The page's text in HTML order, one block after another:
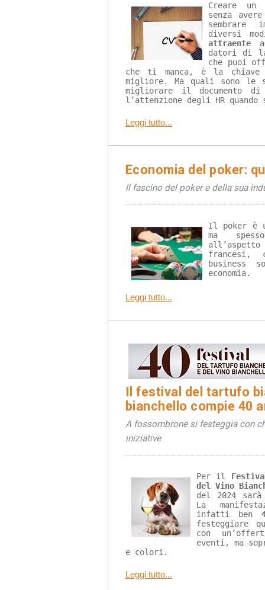
Creare un
senza
sembrare
diversi
attraente
datori di
che puoi
che ti manca, è la chiave
migliore. Ma quali sono
migliorare il documento
l’attenzione degli HR
Leggi tutto...
Economia del poker:
Il fascino del poker e della sua
Il poker è
ma
francesi,
business
economia.
Leggi tutto...
Il festival del tartufo
bianchello compie 40
A fossombrone si festeggia con
iniziative
Per il
del Vino
del 2024
La
infatti ben
festeggiare
con
eventi, ma
e colori.
Leggi tutto...